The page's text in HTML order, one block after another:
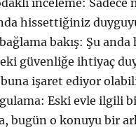
inceleme: Sadece
hissettiğiniz
bakış: Şu
güvenliğe ihtiyaç
işaret ediyor
Eski evle ilgili
bugün o konuyu bir